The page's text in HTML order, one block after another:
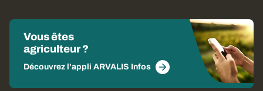
Vous êtes
agriculteur ?
Découvrez l'appli ARVALIS Infos